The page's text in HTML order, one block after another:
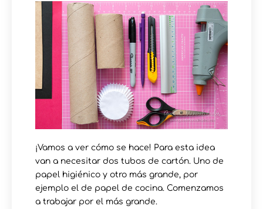
¡Vamos a ver cómo se hace! Para esta idea
van a necesitar dos tubos de cartón. Uno de
papel higiénico y otro más grande, por
ejemplo el de papel de cocina. Comenzamos
a trabajar por el más grande.